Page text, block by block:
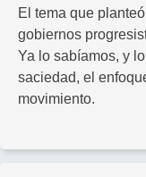
El tema que
gobiernos
Ya lo sabíamos, y
saciedad, el
movimiento.